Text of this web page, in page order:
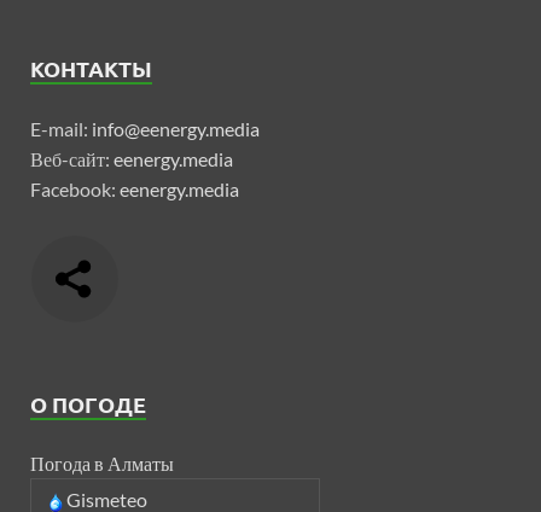
КОНТАКТЫ
E-mail: info@eenergy.media
Веб-сайт: eenergy.media
Facebook: eenergy.media
О ПОГОДЕ
Погода в Алматы
Gismeteo